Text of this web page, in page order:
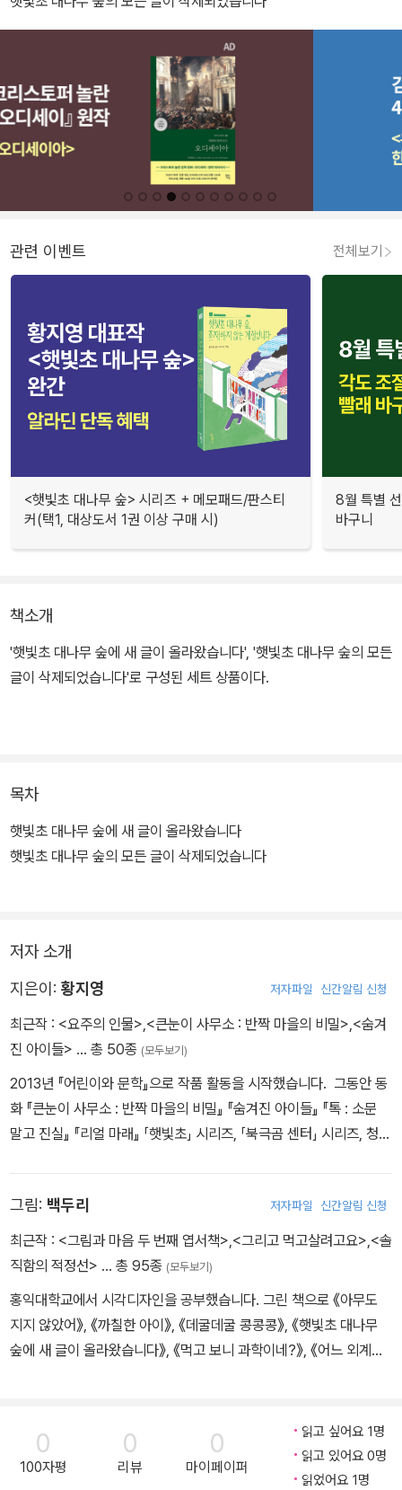
관련 이벤트 전체보기
<햇빛초 대나무 숲> 시리즈 + 메모패드/판스티
커(택1, 대상도서 1권 이상 구매 시)
8월 특별
바구니
책소개
'햇빛초 대나무 숲에 새 글이 올라왔습니다', '햇빛초 대나무 숲의 모든
글이 삭제되었습니다'로 구성된 세트 상품이다.
목차
햇빛초 대나무 숲에 새 글이 올라왔습니다
햇빛초 대나무 숲의 모든 글이 삭제되었습니다
저자 소개
지은이: 황지영 저자파일 신간알림 신청
최근작 : <요주의 인물>,<큰눈이 사무소 : 반짝 마을의 비밀>,<숨겨
진 아이들> … 총 50종 (모두보기)
2013년 『어린이와 문학』으로 작품 활동을 시작했습니다. 그동안 동
화 『큰눈이 사무소 : 반짝 마을의 비밀』 『숨겨진 아이들』 『톡 : 소문
말고 진실』 『리얼 마래』 「햇빛초」 시리즈, 「북극곰 센터」 시리즈, 청소
그림: 백두리 저자파일 신간알림 신청
최근작 : <그림과 마음 두 번째 엽서책>,<그리고 먹고살려고요>,<솔
직함의 적정선> … 총 95종 (모두보기)
홍익대학교에서 시각디자인을 공부했습니다. 그린 책으로 《아무도
지지 않았어》, 《까칠한 아이》, 《데굴데굴 콩콩콩》, 《햇빛초 대나무
숲에 새 글이 올라왔습니다》, 《먹고 보니 과학이네?》, 《어느 외계인
0
100자평
0
리뷰
0
마이페이퍼
읽고 싶어요 1명
읽고 있어요 0명
읽었어요 1명